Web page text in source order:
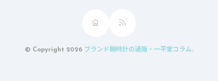
© Copyright 2026 ブランド腕時計の通販・一平堂コラム.